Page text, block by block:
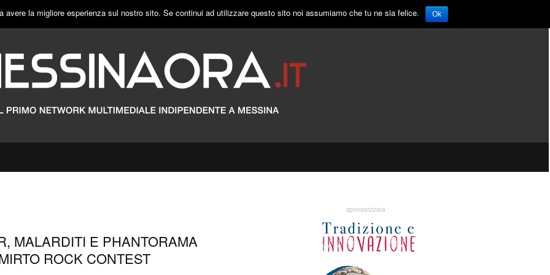
MALARDITI E PHANTORAMA
ROCK CONTEST
sponsorizzata
la migliore esperienza sul nostro sito. Se continui ad utilizzare questo sito noi assumiamo che tu ne sia felice. Ok